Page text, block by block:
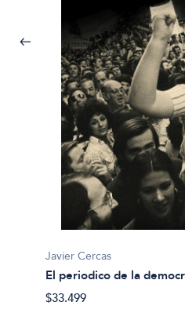
Javier Cercas
El periodico de la
$33.499